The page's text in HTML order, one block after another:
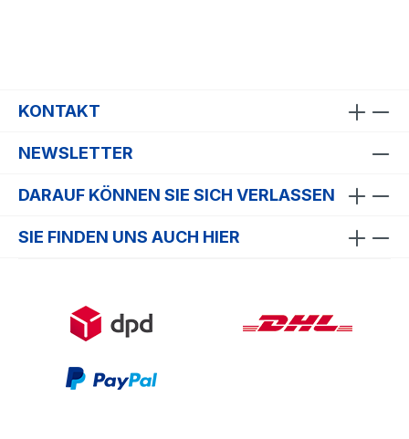
KONTAKT
NEWSLETTER
DARAUF KÖNNEN SIE SICH VERLASSEN
SIE FINDEN UNS AUCH HIER